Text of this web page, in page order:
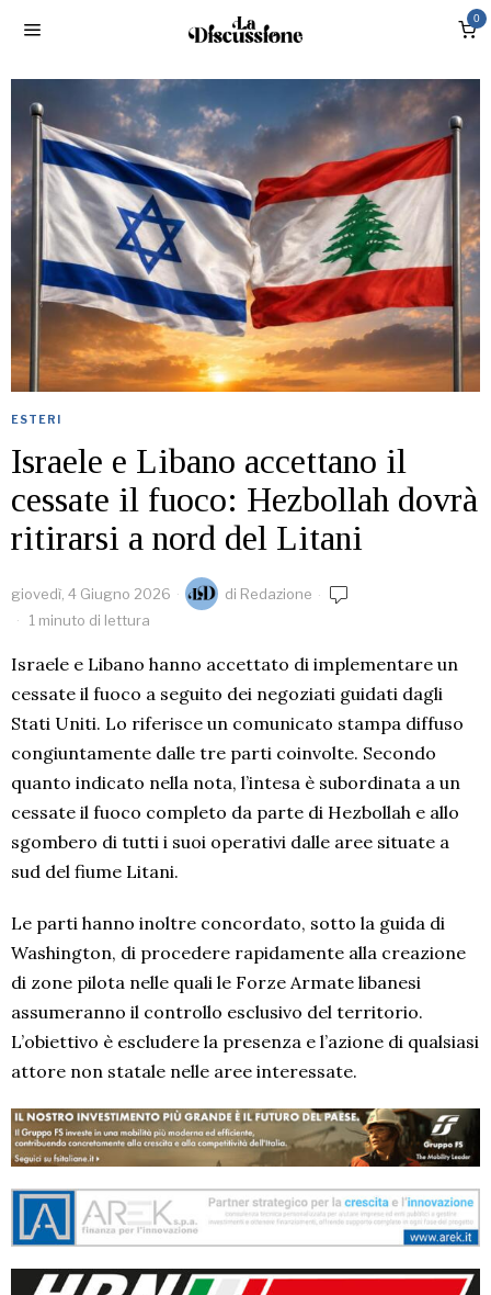
0
ESTERI
Israele e Libano accettano il
cessate il fuoco: Hezbollah dovrà
ritirarsi a nord del Litani
giovedì, 4 Giugno 2026 di Redazione
1 minuto di lettura
Israele e Libano hanno accettato di implementare un
cessate il fuoco a seguito dei negoziati guidati dagli
Stati Uniti. Lo riferisce un comunicato stampa diffuso
congiuntamente dalle tre parti coinvolte. Secondo
quanto indicato nella nota, l’intesa è subordinata a un
cessate il fuoco completo da parte di Hezbollah e allo
sgombero di tutti i suoi operativi dalle aree situate a
sud del fiume Litani.
Le parti hanno inoltre concordato, sotto la guida di
Washington, di procedere rapidamente alla creazione
di zone pilota nelle quali le Forze Armate libanesi
assumeranno il controllo esclusivo del territorio.
L’obiettivo è escludere la presenza e l’azione di qualsiasi
attore non statale nelle aree interessate.